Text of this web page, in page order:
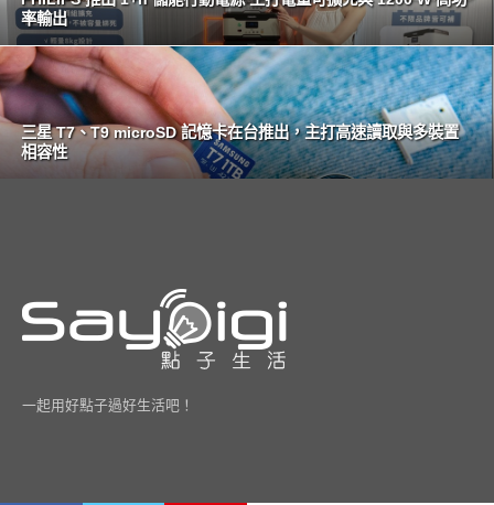
率輸出
三星 T7、T9 microSD 記憶卡在台推出，主打高速讀取與多裝置
相容性
一起用好點子過好生活吧！